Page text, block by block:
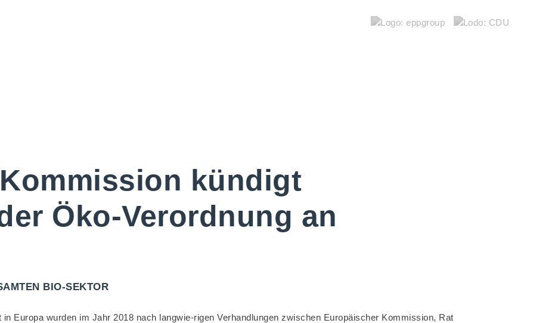
kündigt
Öko-Verordnung an
BIO-SEKTOR
Europa wurden im Jahr 2018 nach langwie-rigen Verhandlungen zwischen Europäischer Kommission, Rat